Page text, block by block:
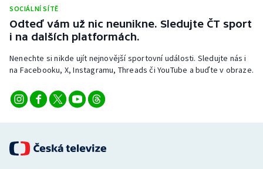
Triatlon
Veslování
Volejbal
SOCIÁLNÍ SÍTĚ
Odteď vám už nic neunikne. Sledujte ČT sport
i na dalších platformách.
Nenechte si nikde ujít nejnovější sportovní události. Sledujte nás i
na Facebooku, X, Instagramu, Threads či YouTube a buďte v obraze.